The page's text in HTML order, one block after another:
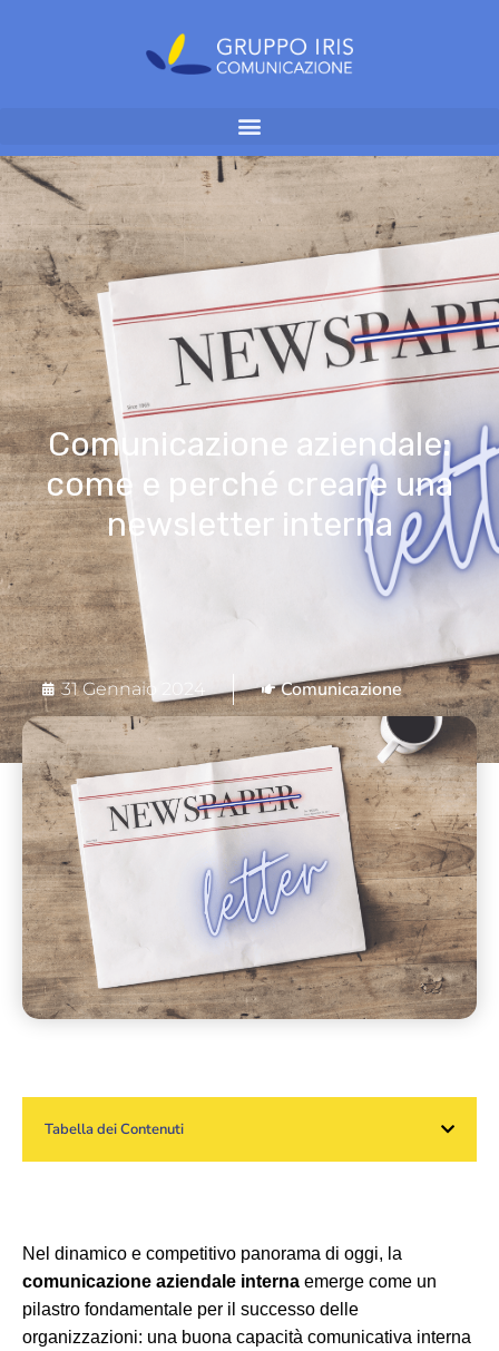
Comunicazione aziendale:
come e perché creare una
newsletter interna
31 Gennaio 2024 Comunicazione
Tabella dei Contenuti
Nel dinamico e competitivo panorama di oggi, la
comunicazione aziendale interna emerge come un
pilastro fondamentale per il successo delle
organizzazioni: una buona capacità comunicativa interna